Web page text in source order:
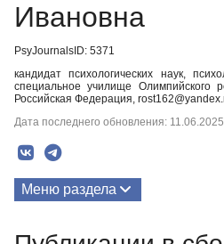
Ивановна
PsyJournalsID: 5371
кандидат психологических наук,
специальное училище
Российская Федерация,
Дата последнего обновления: 11.06.2025
Меню раздела